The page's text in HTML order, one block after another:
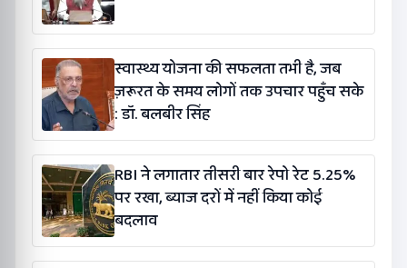
स्वास्थ्य योजना की सफलता तभी है, जब
ज़रूरत के समय लोगों तक उपचार पहुँच सके
: डॉ. बलबीर सिंह
RBI ने लगातार तीसरी बार रेपो रेट 5.25%
पर रखा, ब्याज दरों में नहीं किया कोई
बदलाव